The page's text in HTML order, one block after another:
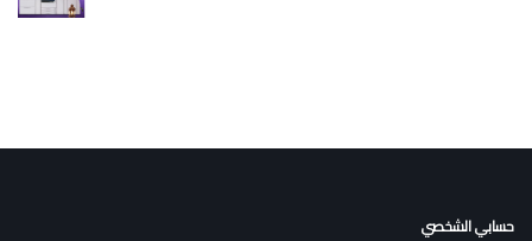
حسابي الشخصي